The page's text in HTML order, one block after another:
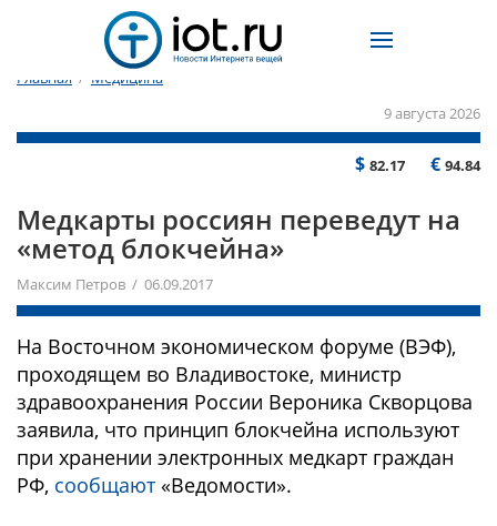
Главная / Медицина
9 августа 2026
$ 82.17 € 94.84
Медкарты россиян переведут на
«метод блокчейна»
Максим Петров / 06.09.2017
На Восточном экономическом форуме (ВЭФ),
проходящем во Владивостоке, министр
здравоохранения России Вероника Скворцова
заявила, что принцип блокчейна используют
при хранении электронных медкарт граждан
РФ, сообщают «Ведомости».